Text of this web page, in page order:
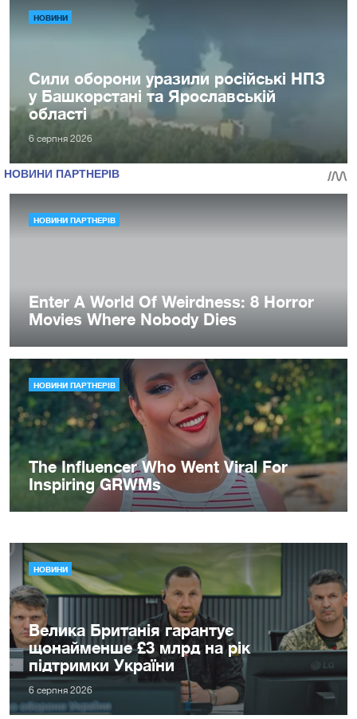
НОВИНИ
Сили оборони уразили російські НПЗ
у Башкорстані та Ярославській
області
6 серпня 2026
НОВИНИ
Велика Британія гарантує
щонайменше £3 млрд на рік
підтримки України
6 серпня 2026